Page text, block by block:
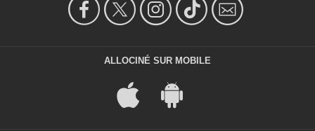
ALLOCINÉ SUR MOBILE